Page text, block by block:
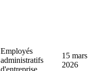
Employés
administratifs
15 mars
2026